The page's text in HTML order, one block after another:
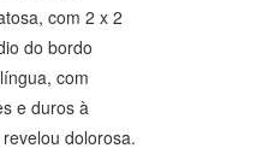
com 2 x 2
do bordo
com
e duros à
dolorosa.